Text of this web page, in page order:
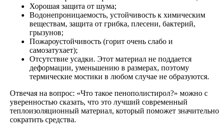
Хорошая защита от шума;
Водонепроницаемость, устойчивость к химическим
веществам, защита от грибка, плесени, бактерий,
грызунов;
Пожароустойчивость (горит очень слабо и
самозатухает);
Отсутствие усадки. Этот материал не поддается
деформации, уменьшению в размерах, поэтому
термические мостики в любом случае не образуются.
Отвечая на вопрос: «Что такое пенополистирол?» можно с
уверенностью сказать, что это лучший современный
теплоизоляционный материал, который поможет значительно
сократить средства.